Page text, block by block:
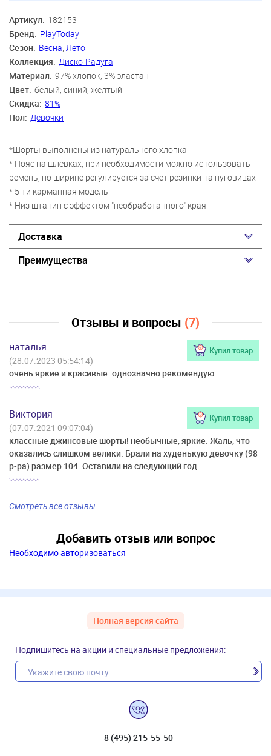
Артикул: 182153
Бренд: PlayToday
Сезон: Весна Лето
Коллекция: Диско-Радуга
Материал: 97% хлопок, 3% эластан
Цвет: белый, синий, желтый
Скидка: 81%
Пол: Девочки
*Шорты выполнены из натурального хлопка
* Пояс на шлевках, при необходимости можно использовать
ремень, по ширине регулируется за счет резинки на пуговицах
* 5-ти карманная модель
* Низ штанин с эффектом "необработанного" края
Доставка
Преимущества
Отзывы и вопросы (7)
наталья Купил товар
(28.07.2023 05:54:14)
очень яркие и красивые. однозначно рекомендую
Виктория Купил товар
(07.07.2021 09:07:04)
классные джинсовые шорты! необычные, яркие. Жаль, что
оказались слишком велики. Брали на худенькую девочку (98
р-ра) размер 104. Оставили на следующий год.
Смотреть все отзывы
Добавить отзыв или вопрос
Необходимо авторизоваться
Полная версия сайта
Подпишитесь на акции и специальные предложения:
8 (495) 215-55-50